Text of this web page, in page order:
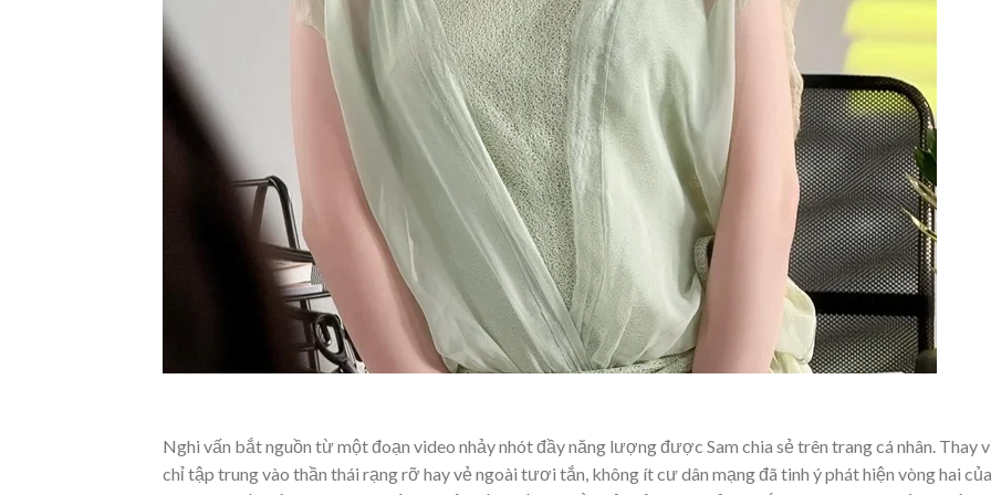
Nghi vấn bắt nguồn từ một đoạn video nhảy nhót đầy năng lượng được Sam chia sẻ trên trang cá nhân. Thay
chỉ tập trung vào thần thái rạng rỡ hay vẻ ngoài tươi tắn, không ít cư dân mạng đã tinh ý phát hiện vòng hai